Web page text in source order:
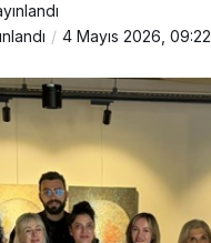
4 Mayıs 2026, 09:22